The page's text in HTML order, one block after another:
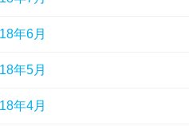
年6月
年5月
年4月